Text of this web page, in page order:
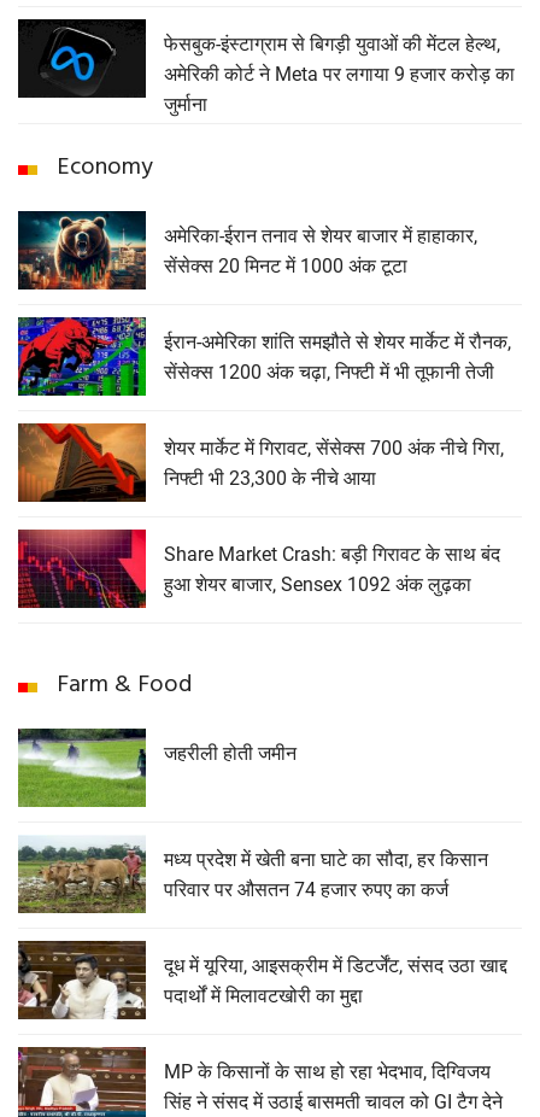
फेसबुक-इंस्टाग्राम से बिगड़ी युवाओं की मेंटल हेल्थ,
अमेरिकी कोर्ट ने Meta पर लगाया 9 हजार करोड़ का
जुर्माना
Economy
अमेरिका-ईरान तनाव से शेयर बाजार में हाहाकार,
सेंसेक्स 20 मिनट में 1000 अंक टूटा
ईरान-अमेरिका शांति समझौते से शेयर मार्केट में रौनक,
सेंसेक्स 1200 अंक चढ़ा, निफ्टी में भी तूफानी तेजी
शेयर मार्केट में गिरावट, सेंसेक्‍स 700 अंक नीचे गिरा,
निफ्टी भी 23,300 के नीचे आया
Share Market Crash: बड़ी गिरावट के साथ बंद
हुआ शेयर बाजार, Sensex 1092 अंक लुढ़का
Farm & Food
जहरीली होती जमीन
मध्य प्रदेश में खेती बना घाटे का सौदा, हर किसान
परिवार पर औसतन 74 हजार रुपए का कर्ज
दूध में यूरिया, आइसक्रीम में डिटर्जेंट, संसद उठा खाद्द
पदार्थों में मिलावटखोरी का मुद्दा
MP के किसानों के साथ हो रहा भेदभाव, दिग्विजय
सिंह ने संसद में उठाई बासमती चावल को GI टैग देने